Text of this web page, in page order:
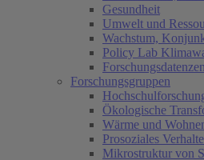
Gesundheit
Umwelt und
Wachstum,
Policy Lab
Forschungsgruppen
Ökologische
Wärme und
Prosoziales
Mikrostruktur von